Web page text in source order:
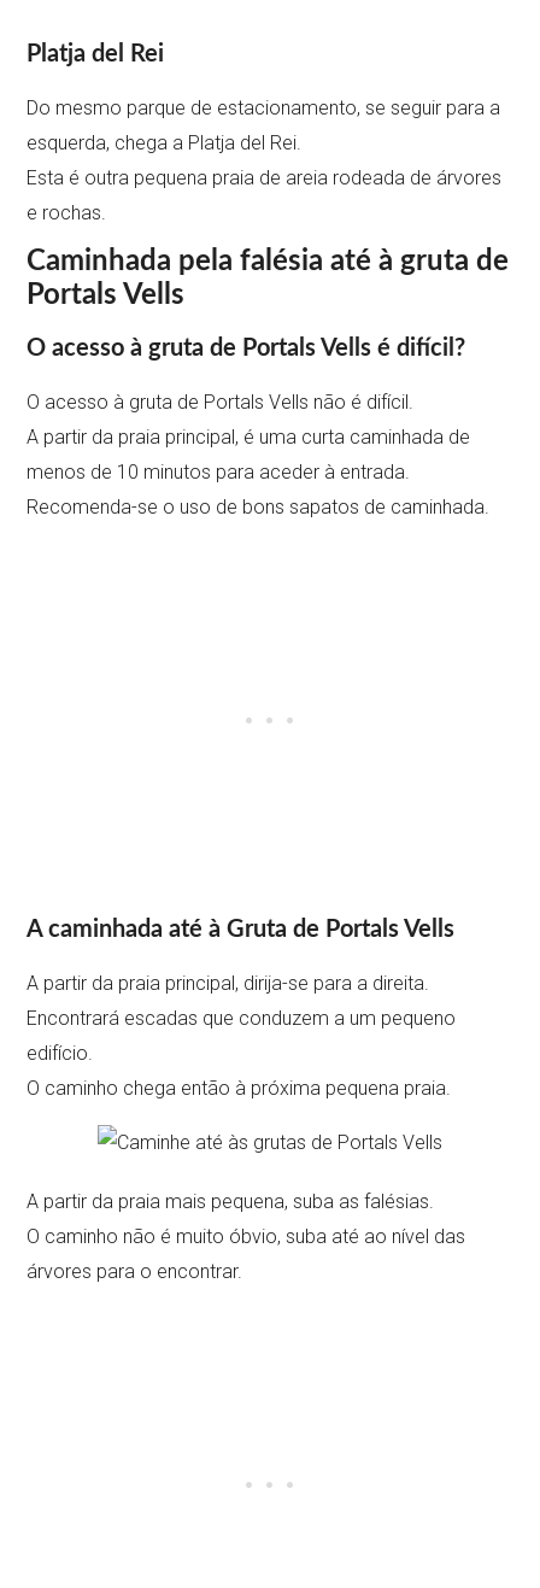
Platja del Rei
Do mesmo parque de estacionamento, se seguir para a
esquerda, chega a Platja del Rei.
Esta é outra pequena praia de areia rodeada de árvores
e rochas.
Caminhada pela falésia até à gruta de
Portals Vells
O acesso à gruta de Portals Vells é difícil?
O acesso à gruta de Portals Vells não é difícil.
A partir da praia principal, é uma curta caminhada de
menos de 10 minutos para aceder à entrada.
Recomenda-se o uso de bons sapatos de caminhada.
A caminhada até à Gruta de Portals Vells
A partir da praia principal, dirija-se para a direita.
Encontrará escadas que conduzem a um pequeno
edifício.
O caminho chega então à próxima pequena praia.
A partir da praia mais pequena, suba as falésias.
O caminho não é muito óbvio, suba até ao nível das
árvores para o encontrar.